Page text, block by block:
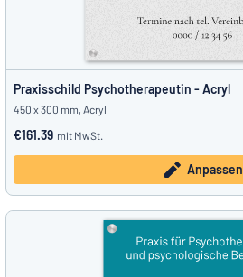
Praxisschild Psychotherapeutin - Acryl
450 x 300 mm, Acryl
€161.39 mit MwSt.
Anpassen